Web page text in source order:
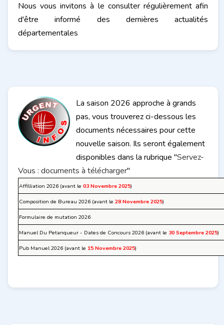
Nous vous invitons à le consulter régulièrement afin
d'être informé des dernières actualités
départementales
La saison 2026 approche à grands
pas, vous trouverez ci-dessous les
documents nécessaires pour cette
nouvelle saison. Ils seront également
disponibles dans la rubrique "Servez-
Vous : documents à télécharger"
Affilliation 2026 (avant le 03 Novembre 2025)
Composition de Bureau 2026 (avant le 28 Novembre 2025)
Formulaire de mutation 2026
Manuel Du Petanqueur - Dates de Concours 2026 (avant le 30 Septembre 2025)
Pub Manuel 2026 (avant le 15 Novembre 2025)